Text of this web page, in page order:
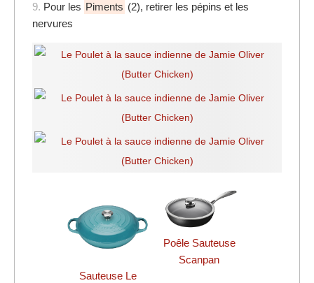
9. Pour les Piments (2), retirer les pépins et les
nervures
Sauteuse Le
Poêle Sauteuse
Scanpan